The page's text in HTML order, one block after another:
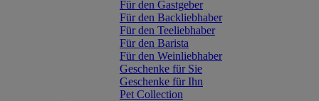
Für den Gastgeber
Für den Backliebhaber
Für den Teeliebhaber
Für den Barista
Für den Weinliebhaber
Geschenke für Sie
Geschenke für Ihn
Pet Collection